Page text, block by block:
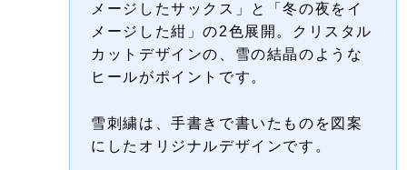
メージしたサックス」と「冬の夜をイ
メージした紺」の2色展開。
クリスタル
カットデザインの、雪の結晶のような
ヒールがポイントです。
雪刺繍は、手書きで書いたものを図案
にしたオリジナルデザインです。